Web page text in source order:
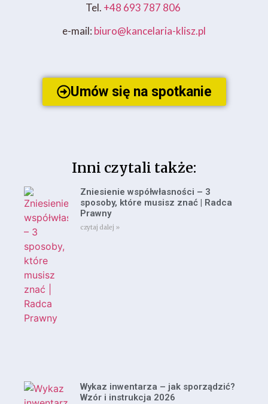
Tel. +48 693 787 806
e-mail: biuro@kancelaria-klisz.pl
Umów się na spotkanie
Inni czytali także:
Zniesienie współwłasności – 3
sposoby, które musisz znać | Radca
Prawny
czytaj dalej »
Wykaz inwentarza – jak sporządzić?
Wzór i instrukcja 2026